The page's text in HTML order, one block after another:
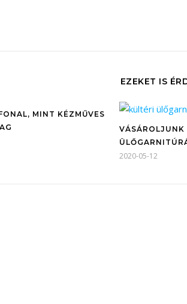
EZEKET IS
MINT KÉZMŰVES
VÁSÁROLJUNK
2020-05-12